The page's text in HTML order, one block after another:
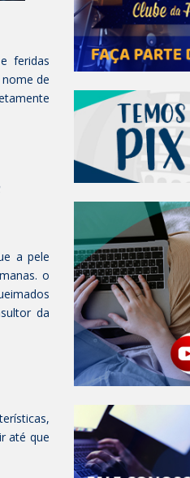
feridas
de
a pele
o
da
até que